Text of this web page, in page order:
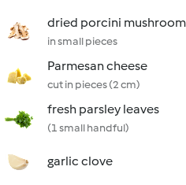
dried porcini
in small pieces
Parmesan cheese
cut in pieces (2 cm)
fresh parsley leaves
(1 small handful)
garlic clove